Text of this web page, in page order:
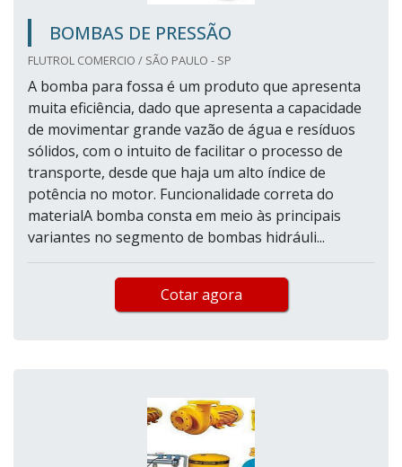
BOMBAS DE PRESSÃO
FLUTROL COMERCIO / SÃO PAULO - SP
A bomba para fossa é um produto que apresenta
muita eficiência, dado que apresenta a capacidade
de movimentar grande vazão de água e resíduos
sólidos, com o intuito de facilitar o processo de
transporte, desde que haja um alto índice de
potência no motor. Funcionalidade correta do
materialA bomba consta em meio às principais
variantes no segmento de bombas hidráuli...
Cotar agora